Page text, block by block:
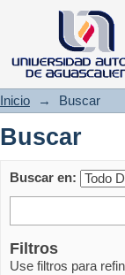
Buscar
Inicio → Buscar
Buscar
Buscar en:
Filtros
Use filtros para